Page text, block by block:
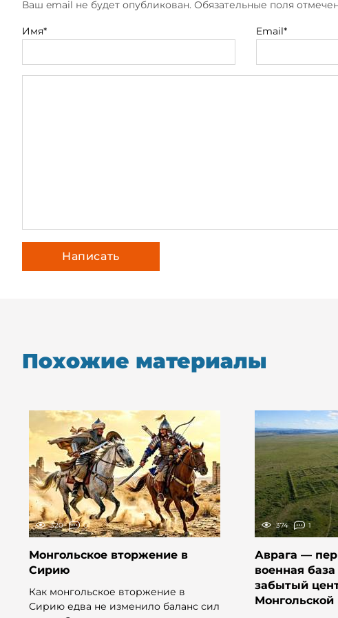
Ваш email не будет опубликован. Обязательные поля
Имя* Email*
Похожие материалы
320 0
Монгольское вторжение в
Сирию
Как монгольское вторжение в
Сирию едва не изменило баланс сил
374 1
Аврага —
военная
забытый